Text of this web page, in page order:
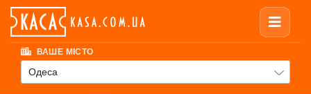
ВАШЕ МІСТО
Одеса